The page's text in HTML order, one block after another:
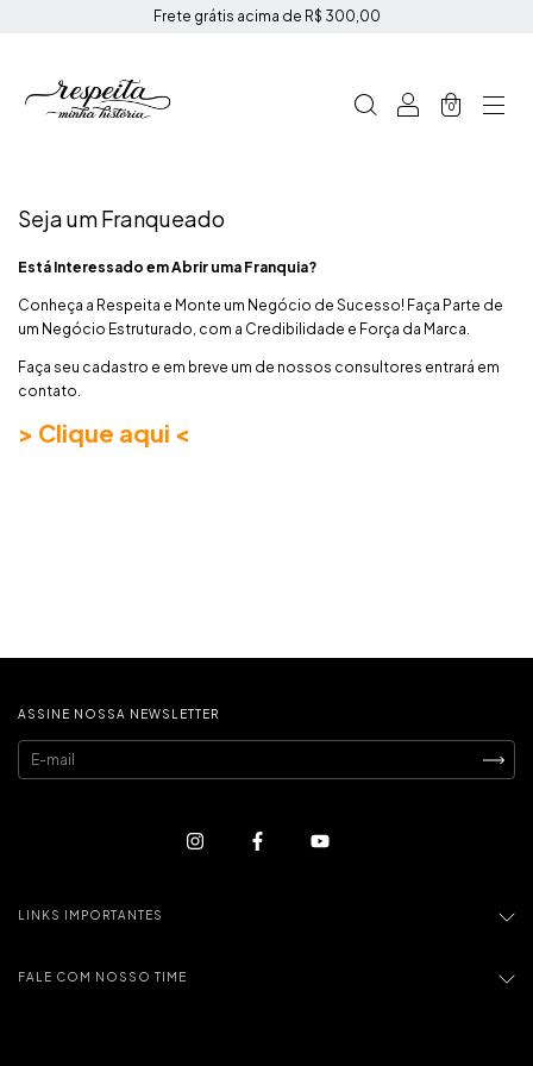
Frete grátis acima de R$ 300,00
0
Seja um Franqueado
Está Interessado em Abrir uma Franquia?
Conheça a Respeita e Monte um Negócio de Sucesso! Faça Parte de
um Negócio Estruturado, com a Credibilidade e Força da Marca.
Faça seu cadastro e em breve um de nossos consultores entrará em
contato.
> Clique aqui <
ASSINE NOSSA NEWSLETTER
LINKS IMPORTANTES
FALE COM NOSSO TIME